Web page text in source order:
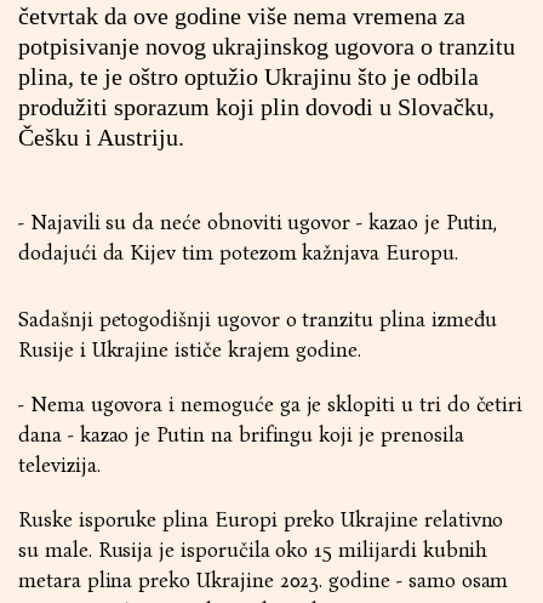
četvrtak da ove godine više nema vremena za
potpisivanje novog ukrajinskog ugovora o tranzitu
plina, te je oštro optužio Ukrajinu što je odbila
produžiti sporazum koji plin dovodi u Slovačku,
Češku i Austriju.
- Najavili su da neće obnoviti ugovor - kazao je Putin,
dodajući da Kijev tim potezom kažnjava Europu.
Sadašnji petogodišnji ugovor o tranzitu plina između
Rusije i Ukrajine ističe krajem godine.
- Nema ugovora i nemoguće ga je sklopiti u tri do četiri
dana - kazao je Putin na brifingu koji je prenosila
televizija.
Ruske isporuke plina Europi preko Ukrajine relativno
su male. Rusija je isporučila oko 15 milijardi kubnih
metara plina preko Ukrajine 2023. godine - samo osam